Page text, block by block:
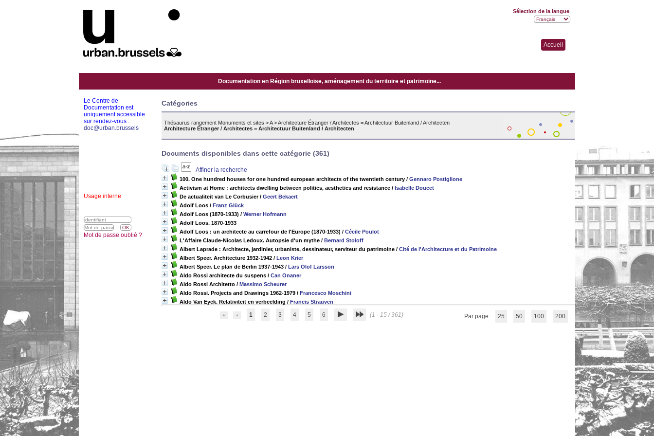
Accueil
Documentation en Région bruxelloise, aménagement du territoire et patrimoine...
Catégories
Thésaurus rangement Monuments et sites >A>Architecture Étranger / Architectes = Architectuur Buitenland / Architecten
Architecture Étranger / Architectes = Architectuur Buitenland / Architecten
Documents disponibles dans cette catégorie (361)
Affiner la recherche
100. One hundred houses for one hundred european architects of the twentieth century / Gennaro Postiglione
Activism at Home : architects dwelling between politics, aesthetics and resistance / Isabelle Doucet
De actualiteit van Le Corbusier/ Geert Bekaert
Adolf Loos / Franz Glück
Adolf Loos (1870-1933) / Werner Hofmann
Adolf Loos. 1870-1933
Adolf Loos : un architecte au carrefour de l'Europe (1870-1933) / Cécile Poulot
L'Affaire Claude-Nicolas Ledoux. Autopsie d'un mythe / Bernard Stoloff
Albert Laprade : Architecte, jardinier, urbaniste, dessinateur, serviteur du patrimoine / Cité de l'Architecture et du Patrimoine
Albert Speer. Architecture 1932-1942 / Leon Krier
Albert Speer. Le plan de Berlin 1937-1943 / Lars Olof Larsson
Aldo Rossi architecte du suspens / Can Onaner
Aldo Rossi Architetto / Massimo Scheurer
Aldo Rossi. Projects and Drawings 1962-1979 / Francesco Moschini
Aldo Van Eyck. Relativiteit en verbeelding / Francis Strauven
1 2 3 4 5 6 (1 - 15 / 361) Par page : 25 50 100 200
Le Centre de
Documentation est
uniquement accessible
sur rendez-vous :
doc@urban.brussels
Usage interne
Sélection de la langue
Mot de passe oublié ?